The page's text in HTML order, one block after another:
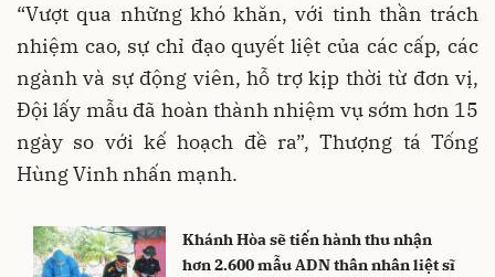
“Vượt qua những khó khăn, với tinh thần trách
nhiệm cao, sự chỉ đạo quyết liệt của các cấp, các
ngành và sự động viên, hỗ trợ kịp thời từ đơn vị,
Đội lấy mẫu đã hoàn thành nhiệm vụ sớm hơn 15
ngày so với kế hoạch đề ra”, Thượng tá Tống
Hùng Vinh nhấn mạnh.
Khánh Hòa sẽ tiến hành thu nhận
hơn 2.600 mẫu ADN thân nhân liệt sĩ